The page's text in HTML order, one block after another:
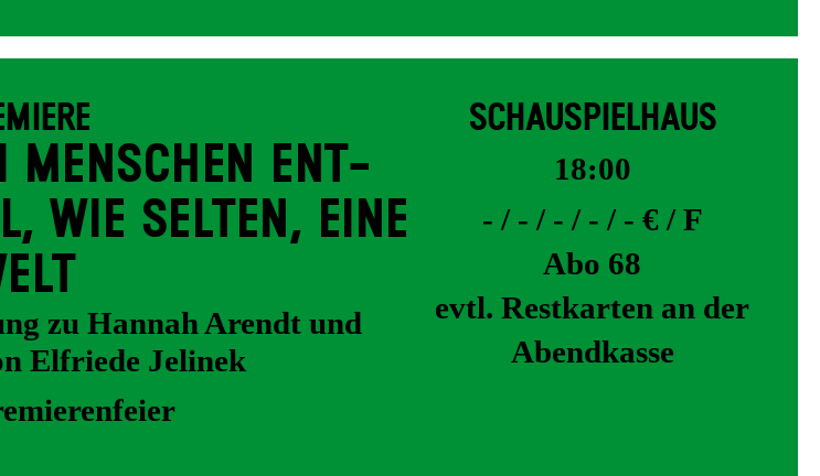
MENSCHEN ENT­
WIE SELTEN, EINE
zu Hannah Arendt und
Elfriede Jelinek
SCHAUSPIELHAUS
18:00
- / - / - / - / - € / F
Abo 68
evtl. Restkarten an der
Abendkasse